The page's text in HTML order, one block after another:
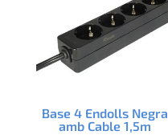
Base 4 Endolls Negra
amb Cable 1,5m